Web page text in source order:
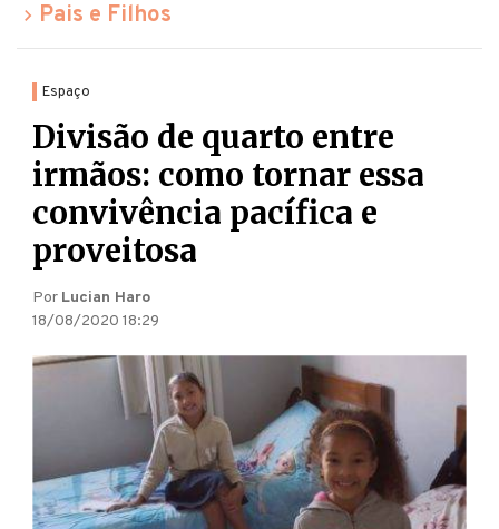
Pais e Filhos
Espaço
Divisão de quarto entre
irmãos: como tornar essa
convivência pacífica e
proveitosa
Por Lucian Haro
18/08/2020 18:29